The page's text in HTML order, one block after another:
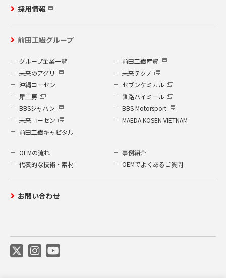
採用情報
前田工繊グループ
グループ企業一覧
前田工繊産資
未来のアグリ
未来テクノ
沖縄コーセン
セブンケミカル
犀工房
釧路ハイミール
BBSジャパン
BBS Motorsport
未来コーセン
MAEDA KOSEN VIETNAM
前田工繊キャピタル
OEMの流れ
事例紹介
代表的な技術・素材
OEMでよくあるご質問
お問い合わせ